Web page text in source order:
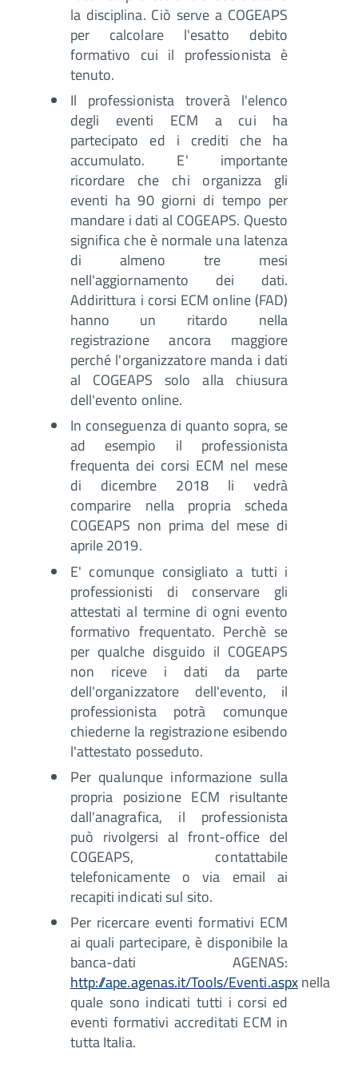
la disciplina. Ciò serve a COGEAPS
per calcolare l'esatto debito
formativo cui il professionista è
tenuto.
Il professionista troverà l'elenco
degli eventi ECM a cui ha
partecipato ed i crediti che ha
accumulato. E' importante
ricordare che chi organizza gli
eventi ha 90 giorni di tempo per
mandare i dati al COGEAPS. Questo
significa che è normale una latenza
di almeno tre mesi
nell'aggiornamento dei dati.
Addirittura i corsi ECM online (FAD)
hanno un ritardo nella
registrazione ancora maggiore
perché l'organizzatore manda i dati
al COGEAPS solo alla chiusura
dell'evento online.
In conseguenza di quanto sopra, se
ad esempio il professionista
frequenta dei corsi ECM nel mese
di dicembre 2018 li vedrà
comparire nella propria scheda
COGEAPS non prima del mese di
aprile 2019.
E' comunque consigliato a tutti i
professionisti di conservare gli
attestati al termine di ogni evento
formativo frequentato. Perchè se
per qualche disguido il COGEAPS
non riceve i dati da parte
dell'organizzatore dell'evento, il
professionista potrà comunque
chiederne la registrazione esibendo
l'attestato posseduto.
Per qualunque informazione sulla
propria posizione ECM risultante
dall'anagrafica, il professionista
può rivolgersi al front-office del
COGEAPS, contattabile
telefonicamente o via email ai
recapiti indicati sul sito.
Per ricercare eventi formativi ECM
ai quali partecipare, è disponibile la
banca-dati AGENAS:
http://ape.agenas.it/Tools/Eventi.aspxnella
quale sono indicati tutti i corsi ed
eventi formativi accreditati ECM in
tutta Italia.